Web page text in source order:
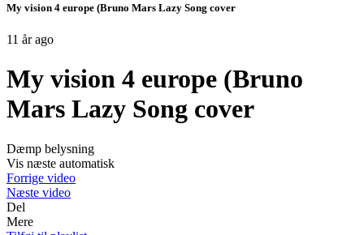
My vision 4 europe (Bruno Mars Lazy Song cover
11 år ago
My vision 4 europe (Bruno
Mars Lazy Song cover
Dæmp belysning
Vis næste automatisk
Forrige video
Næste video
Del
Mere